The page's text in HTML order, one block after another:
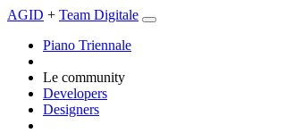
AGID + Team Digitale
Piano Triennale
Le community
Developers
Designers